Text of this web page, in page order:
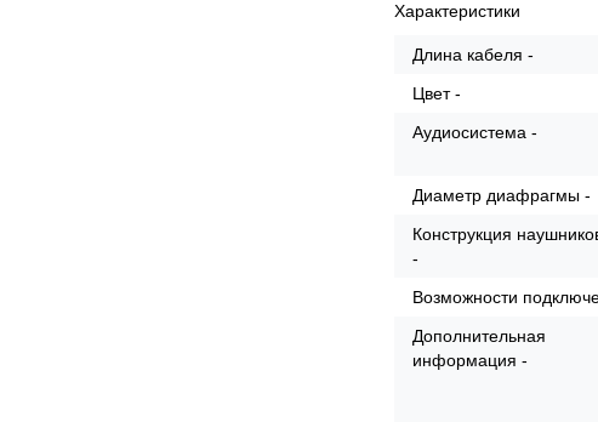
Характеристики
Длина кабеля -
Цвет -
Аудиосистема -
Диаметр диафрагмы -
Конструкция
-
Возможности
Дополнительная
информация -